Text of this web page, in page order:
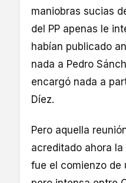
maniobras sucias
del PP apenas le
habían publicado
nada a Pedro
encargó nada a
Díez.
Pero aquella
acreditado ahora
fue el comienzo de